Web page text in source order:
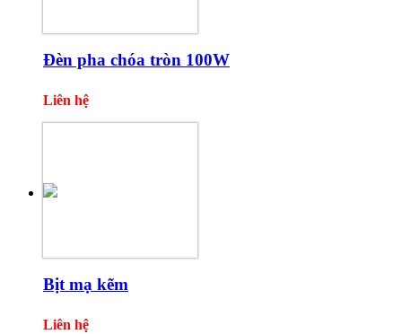
Đèn pha chóa tròn 100W
Liên hệ
Bịt mạ kẽm
Liên hệ